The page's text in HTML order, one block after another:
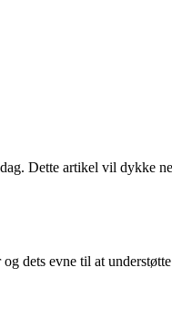
Dette artikel vil dykke
dets evne til at